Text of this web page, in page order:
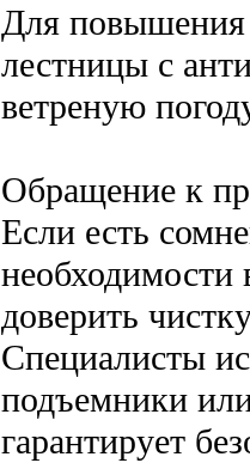
Для повышения
лестницы с
ветреную
Обращение к
Если есть
доверить
Специалисты
подъемники
гарантирует